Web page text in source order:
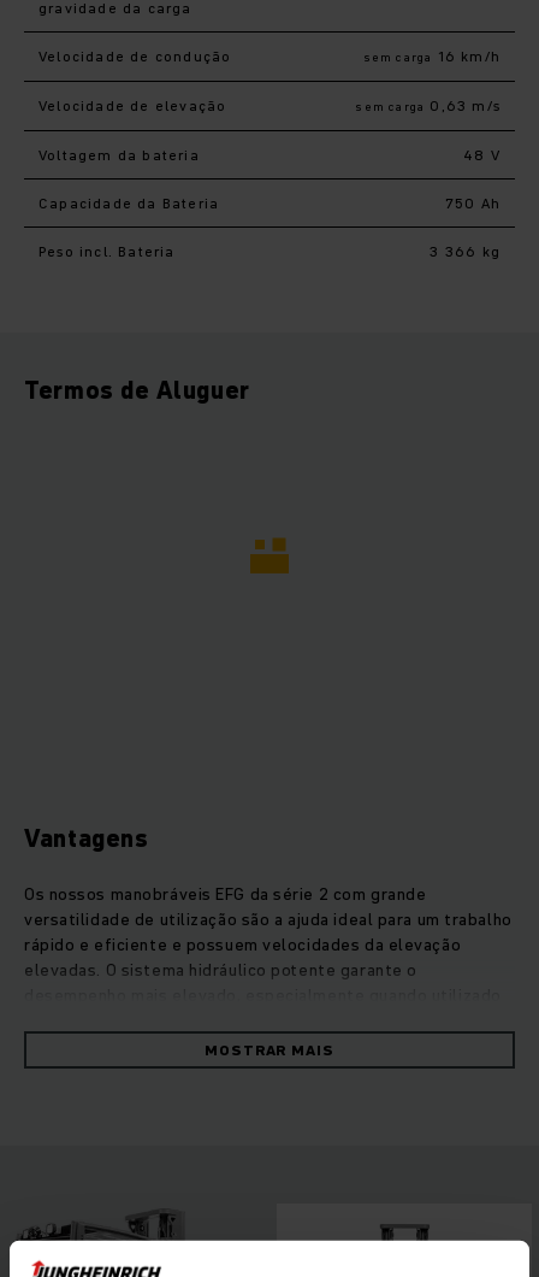
gravidade da carga
Velocidade de condução sem carga 16 km/h
Velocidade de elevação sem carga 0,63 m/s
Voltagem da bateria 48 V
Capacidade da Bateria 750 Ah
Peso incl. Bateria 3 366 kg
Termos de Aluguer
Vantagens
Os nossos manobráveis EFG da série 2 com grande
versatilidade de utilização são a ajuda ideal para um trabalho
rápido e eficiente e possuem velocidades da elevação
elevadas. O sistema hidráulico potente garante o
e o conceito tecnológico PureEnergy asseguram o máximo
grau de eficiência em qualquer altura. Assim alcança a
vantagem em termos de eficiência energética: com as
baterias de iões de lítio, tira sempre partido da potência
MOSTRAR MAIS